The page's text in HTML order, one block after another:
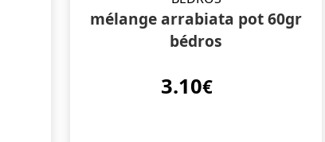
mélange arrabiata pot 60gr
bédros
3.10€